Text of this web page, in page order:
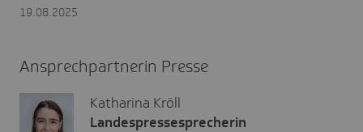
19.08.2025
Ansprechpartnerin Presse
Katharina Kröll
Landespressesprecherin